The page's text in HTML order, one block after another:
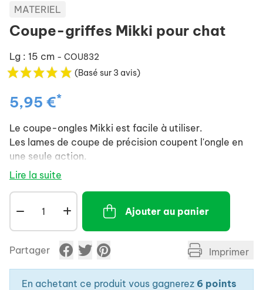
MATERIEL
Coupe-griffes Mikki pour chat
Lg : 15 cm - COU832
(Basé sur 3 avis)
5,95 €*
Le coupe-ongles Mikki est facile à utiliser.
Les lames de coupe de précision coupent l'ongle en
une seule action.
Lire la suite
Ajouter au panier
Partager Imprimer
En achetant ce produit vous gagnerez 6 points